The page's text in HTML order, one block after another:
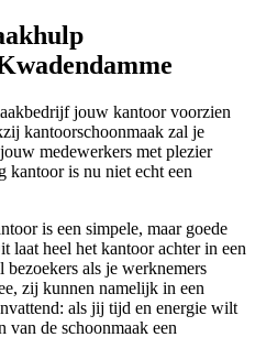
jouw kantoor voorzien
kantoorschoonmaak zal je
medewerkers met plezier
kantoor is nu niet echt een
is een simpele, maar goede
laat heel het kantoor achter in een
als je werknemers
zij kunnen namelijk in een
als jij tijd en energie wilt
van de schoonmaak een